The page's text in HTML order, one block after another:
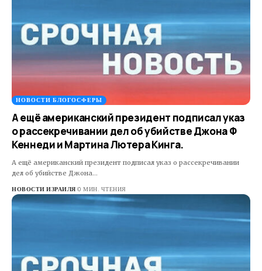
НОВОСТИ БЛОГОСФЕРЫ
А ещё американский президент подписал указ
о рассекречивании дел об убийстве Джона Ф
Кеннеди и Мартина Лютера Кинга.
А ещё американский президент подписал указ о рассекречивании
дел об убийстве Джона…
НОВОСТИ ИЗРАИЛЯ 0 МИН. ЧТЕНИЯ